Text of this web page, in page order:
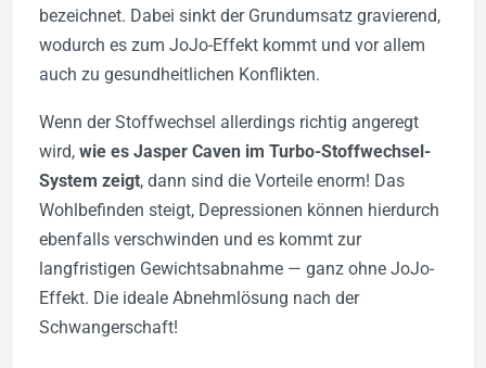
bezeichnet. Dabei sinkt der Grundumsatz gravierend,
wodurch es zum JoJo-Effekt kommt und vor allem
auch zu gesundheitlichen Konflikten.
Wenn der Stoffwechsel allerdings richtig angeregt
wird, wie es Jasper Caven im Turbo-Stoffwechsel-
System zeigt, dann sind die Vorteile enorm! Das
Wohlbefinden steigt, Depressionen können hierdurch
ebenfalls verschwinden und es kommt zur
langfristigen Gewichtsabnahme — ganz ohne JoJo-
Effekt. Die ideale Abnehmlösung nach der
Schwangerschaft!